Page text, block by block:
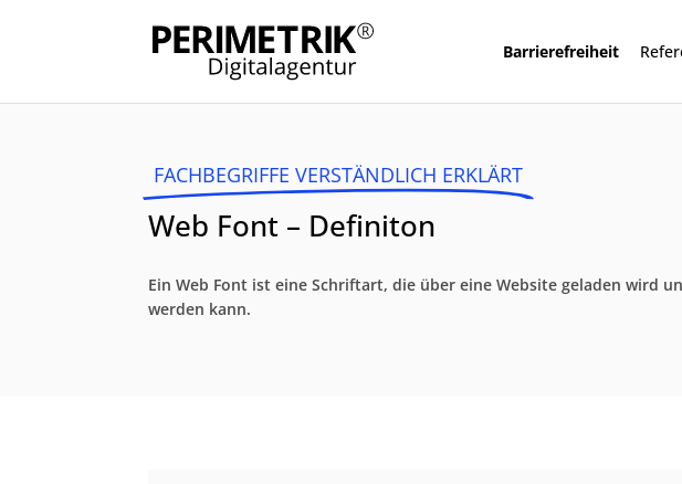
Barrierefreiheit
FACHBEGRIFFE VERSTÄNDLICH ERKLÄRT
Web Font – Definiton
Ein Web Font ist eine Schriftart, die über eine Website geladen wird
werden kann.